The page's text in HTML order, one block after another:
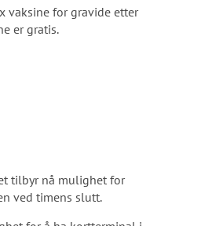
vaksine for gravide etter
er gratis.
tilbyr nå mulighet for
ved timens slutt.